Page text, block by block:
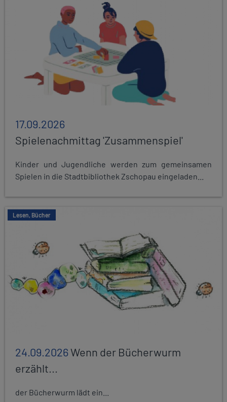
17.09.2026
Spielenachmittag 'Zusammenspiel'
Kinder und Jugendliche werden zum gemeinsamen
Spielen in die Stadtbibliothek Zschopau eingeladen...
Lesen, Bücher
24.09.2026Wenn der Bücherwurm
erzählt...
der Bücherwurm lädt ein...